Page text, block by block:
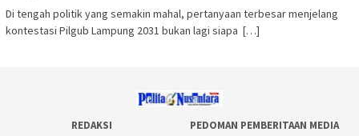
Di tengah politik yang semakin mahal, pertanyaan terbesar menjelang
kontestasi Pilgub Lampung 2031 bukan lagi siapa […]
REDAKSI
PEDOMAN PEMBERITAAN MEDIA